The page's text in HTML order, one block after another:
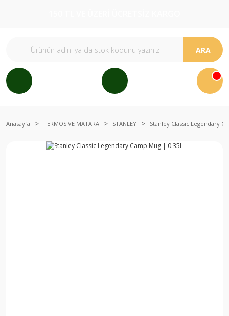
ARA
Anasayfa TERMOS VE MATARA STANLEY Stanley Classic Legendary